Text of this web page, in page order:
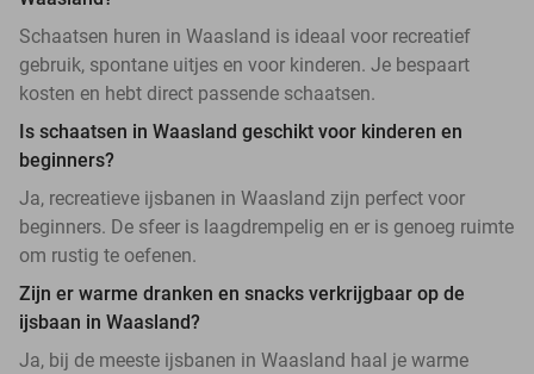
Schaatsen huren in Waasland is ideaal voor recreatief
gebruik, spontane uitjes en voor kinderen. Je bespaart
kosten en hebt direct passende schaatsen.
Is schaatsen in Waasland geschikt voor kinderen en
beginners?
Ja, recreatieve ijsbanen in Waasland zijn perfect voor
beginners. De sfeer is laagdrempelig en er is genoeg ruimte
om rustig te oefenen.
Zijn er warme dranken en snacks verkrijgbaar op de
ijsbaan in Waasland?
Ja, bij de meeste ijsbanen in Waasland haal je warme